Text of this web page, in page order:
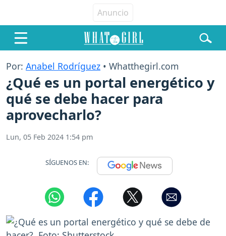
Por: Anabel Rodríguez • Whatthegirl.com
¿Qué es un portal energético y
qué se debe hacer para
aprovecharlo?
Lun, 05 Feb 2024 1:54 pm
SÍGUENOS EN: